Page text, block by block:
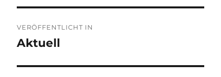
VERÖFFENTLICHT IN
Aktuell